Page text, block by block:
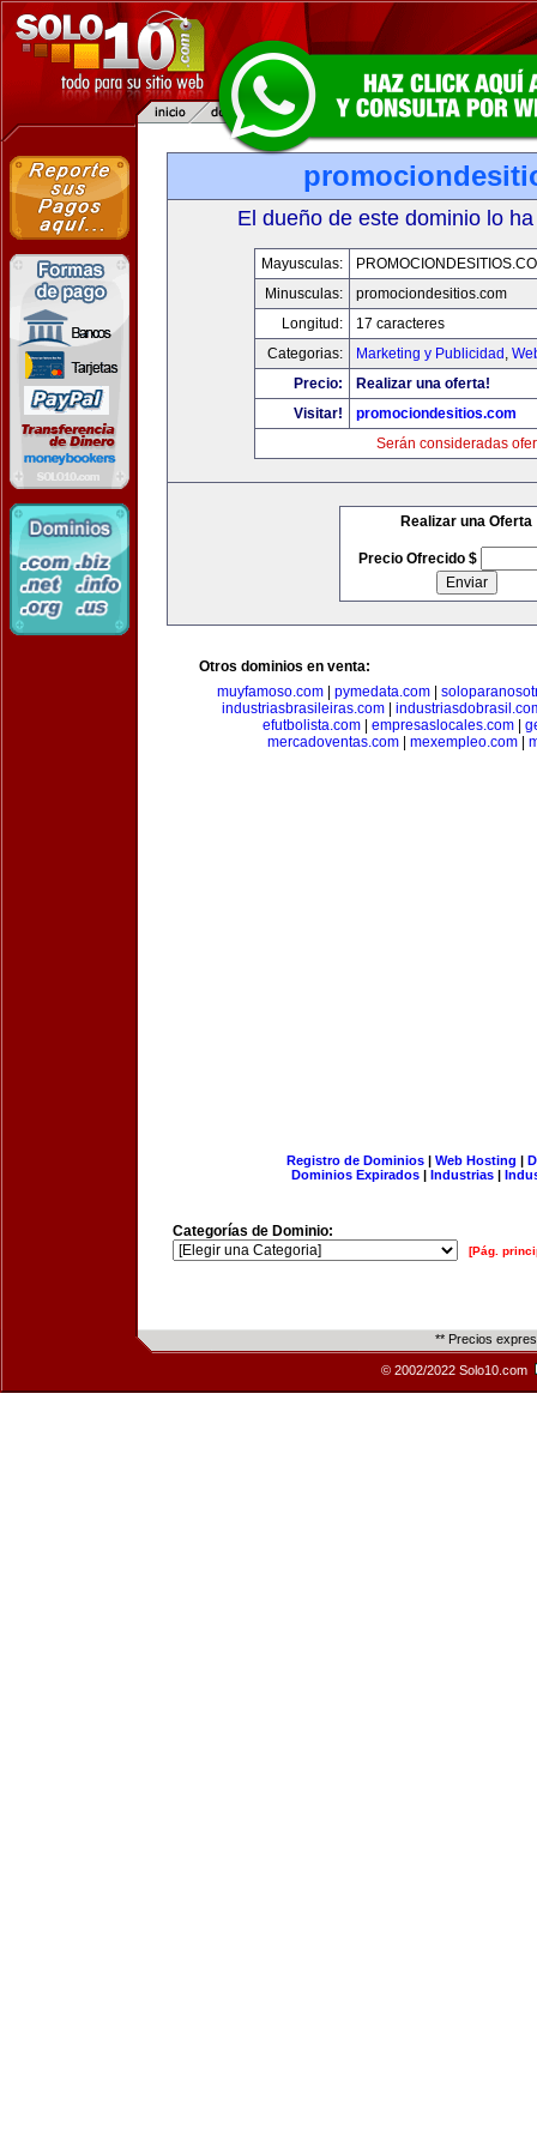
El dueño de este dominio lo
Mayusculas:
Minusculas:
promociondesitios.com
Longitud:
17 caracteres
Categorias:
Marketing y Publicidad ,
Precio:
Realizar una oferta!
Visitar!
promociondesitios.com
Serán consideradas
Realizar una Oferta
Precio Ofrecido $
Otros dominios en venta:
muyfamoso.com
pymedata.com
industriasbrasileiras.com|
efutbolista.com| empresaslocales.com|
mercadoventas.com
mexempleo.com
Registro de Dominios| Web Hosting |
Dominios Expirados | Industrias |
Categorías de Dominio:
[Pág.
** Precios
© 2002/2022 Solo10.com